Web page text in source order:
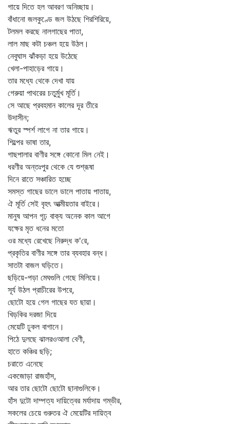
গায়ে দিতে হল আবরণ অনিচ্ছায়।
বাঁধানো জলকুণ্ডে জল উঠছে শিরশিরিয়ে,
টলমল করছে নালগাছের পাতা,
লাল মাছ কটা চঞ্চল হয়ে উঠল।
নেবুঘাস ঝাঁকড়া হয়ে উঠেছে
খেলা-পাহাড়ের গায়ে।
তার মধ্যে থেকে দেখা যায়
গেরুয়া পাথরের চতুর্মুখ মূর্তি।
সে আছে প্রবহমান কালের দূর তীরে
উদাসীন;
ঋতুর স্পর্শ লাগে না তার গায়ে।
শিল্পের ভাষা তার,
গাছপালার বাণীর সঙ্গে কোনো মিল নেই।
ধরণীর অন্তঃপুর থেকে যে শুশ্রূষা
দিনে রাতে সঞ্চারিত হচ্ছে
সমস্ত গাছের ডালে ডালে পাতায় পাতায়,
ঐ মূর্তি সেই বৃহৎ আত্মীয়তার বাইরে।
মানুষ আপন গূঢ় বাক্য অনেক কাল আগে
যক্ষের মৃত ধনের মতো
ওর মধ্যে রেখেছে নিরুদ্ধ ক'রে,
প্রকৃতির বাণীর সঙ্গে তার ব্যবহার বন্ধ।
সাতটা বাজল ঘড়িতে।
ছড়িয়ে-পড়া মেঘগুলি গেছে মিলিয়ে।
সূর্য উঠল প্রাচীরের উপরে,
ছোটো হয়ে গেল গাছের যত ছায়া।
খিড়কির দরজা দিয়ে
মেয়েটি ঢুকল বাগানে।
পিঠে দুলছে ঝালরওআলা বেণী,
হাতে কঞ্চির ছড়ি;
চরাতে এনেছে
একজোড়া রাজহাঁস,
আর তার ছোটো ছোটো ছানাগুলিকে।
হাঁস দুটো দাম্পত্য দায়িত্বের মর্যাদায় গম্ভীর,
সকলের চেয়ে গুরুতর ঐ মেয়েটির দায়িত্ব